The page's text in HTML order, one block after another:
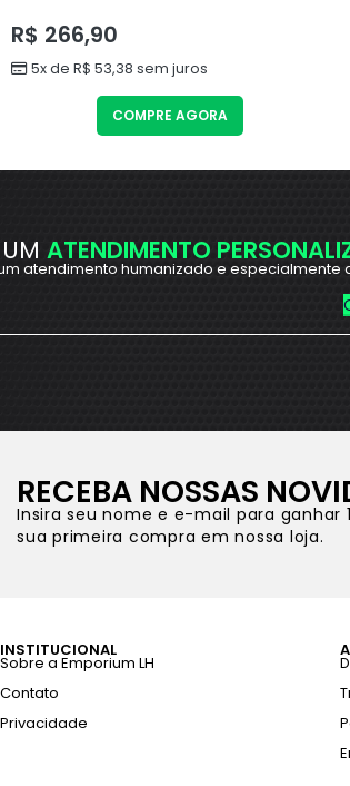
R$ 266,90
5x de R$ 53,38 sem juros
COMPRE AGORA
UMATENDIMENTO
atendimento humanizado e especialmente
RECEBA NOSSAS
Insira seu nome e e-mail para ganhar
sua primeira compra em nossa loja.
INSTITUCIONAL
Sobre a Emporium LH
Contato
Privacidade